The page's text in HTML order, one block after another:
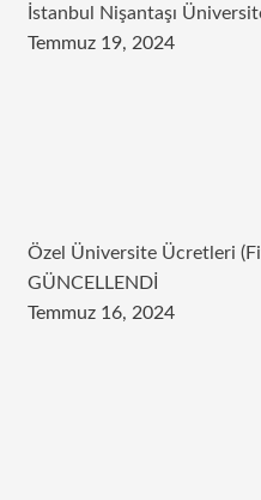
İstanbul Nişantaşı
Temmuz 19, 2024
Özel Üniversite Ücretleri
GÜNCELLENDİ
Temmuz 16, 2024